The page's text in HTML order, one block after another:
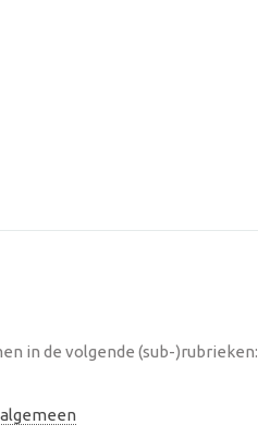
in de volgende (sub-)rubrieken: